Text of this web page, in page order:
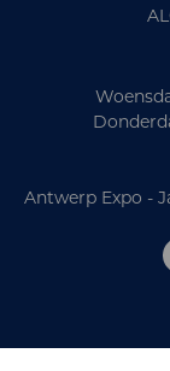
Antwerp Expo -